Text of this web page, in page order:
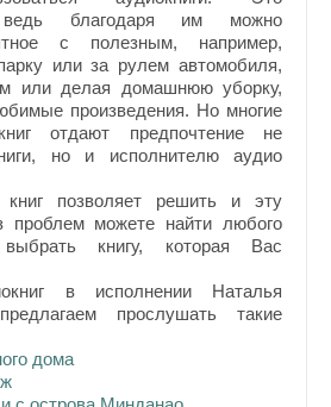
ведь благодаря им можно
с полезным, например,
или за рулем автомобиля,
или делая домашнюю уборку,
произведения. Но многие
отдают предпочтение не
но и исполнителю аудио
позволяет решить и эту
проблем можете найти любого
книгу, которая Вас
в исполнении Наталья
прослушать такие
дома